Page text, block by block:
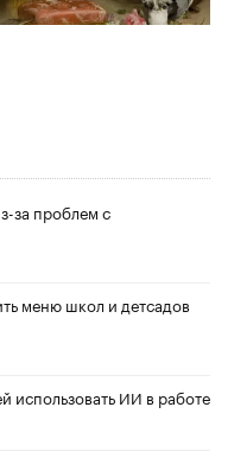
за проблем с
меню школ и детсадов
использовать ИИ в работе